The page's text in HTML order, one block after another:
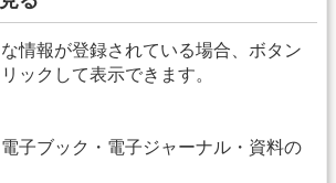
情報が登録されている場合、ボタン
ックして表示できます。
子ブック・電子ジャーナル・資料の